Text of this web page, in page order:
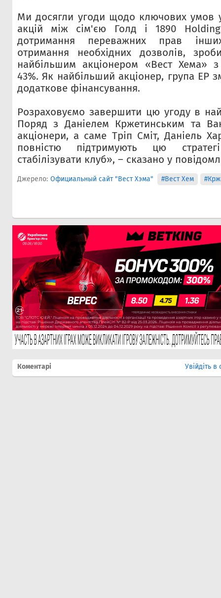
Ми досягли угоди щодо ключових умов
акцій між сім'єю Голд і 1890
дотримання переважних прав
отримання необхідних дозволів,
найбільшим акціонером «Вест Хема»
43%. Як найбільший акціонер, група EP
додаткове фінансування.
Розраховуємо завершити цю угоду в
Поряд з Даніелем Кржетинським та
акціонери, а саме Тріп Сміт, Даніель
повністю підтримують цю
стабілізувати клуб», – сказано у
Джерело: Официальный сайт "Вест Хэма" #Вест Хем
Коментарі Увійдіть в